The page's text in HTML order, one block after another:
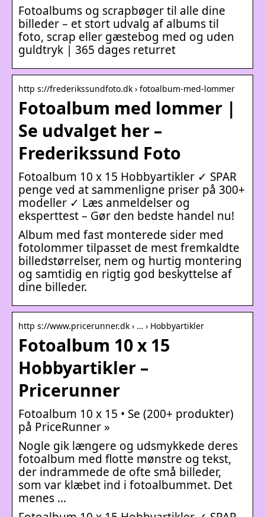
Fotoalbums og scrapbøger til alle dine
billeder – et stort udvalg af albums til
foto, scrap eller gæstebog med og uden
guldtryk | 365 dages returret
http s://frederikssundfoto.dk › fotoalbum-med-lommer
Fotoalbum med lommer |
Se udvalget her –
Frederikssund Foto
Fotoalbum 10 x 15 Hobbyartikler ✓ SPAR
penge ved at sammenligne priser på 300+
modeller ✓ Læs anmeldelser og
eksperttest – Gør den bedste handel nu!
Album med fast monterede sider med
fotolommer tilpasset de mest fremkaldte
billedstørrelser, nem og hurtig montering
og samtidig en rigtig god beskyttelse af
dine billeder.
http s://www.pricerunner.dk › … › Hobbyartikler
Fotoalbum 10 x 15
Hobbyartikler –
Pricerunner
Fotoalbum 10 x 15 • Se (200+ produkter)
på PriceRunner »
Nogle gik længere og udsmykkede deres
fotoalbum med flotte mønstre og tekst,
der indrammede de ofte små billeder,
som var klæbet ind i fotoalbummet. Det
menes …